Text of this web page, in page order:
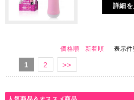
詳細
価格順 新着順 表示件
1 2 >>